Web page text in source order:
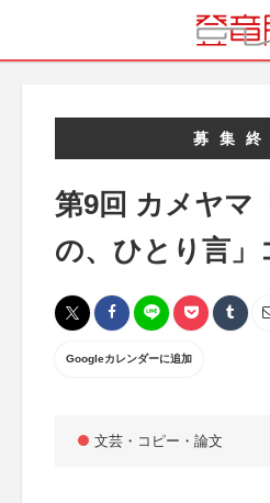
募集終
第9回 カメヤマ
の、ひとり言」
Googleカレンダーに追加
文芸・コピー・論文